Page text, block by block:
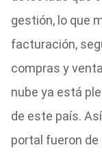
gestión, lo que
facturación,
compras y
nube ya está
de este país.
portal fueron